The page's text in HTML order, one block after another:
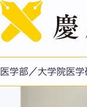
医学部／大学院医学
難治性うつ病の新